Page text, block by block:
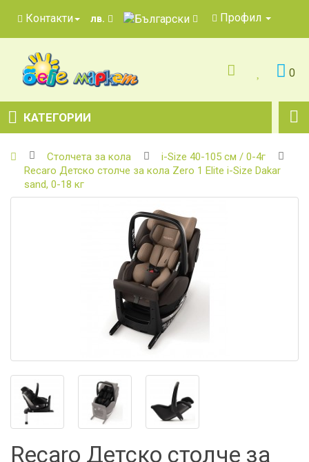
Контакти лв. Профил
0
КАТЕГОРИИ
Столчета за кола
i-Size 40-105 см / 0-4г
Recaro Детско столче за кола Zero 1 Elite i-Size Dakar
sand, 0-18 кг
Recaro Детско столче за